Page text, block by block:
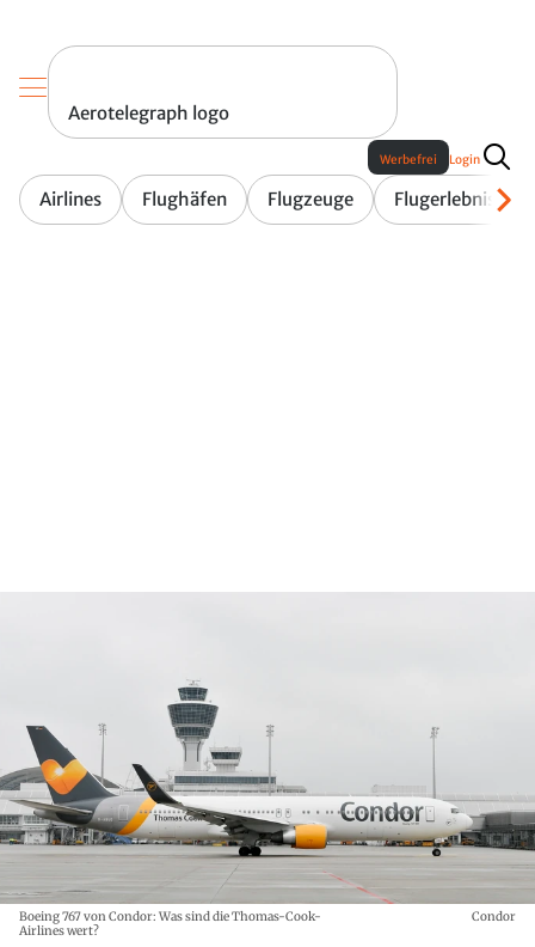
Aerotelegraph logo
Airlines Flughäfen Flugzeuge Flugerlebnis
Werbefrei Login
Boeing 767 von Condor: Was sind die Thomas-Cook-
Airlines wert?
Condor